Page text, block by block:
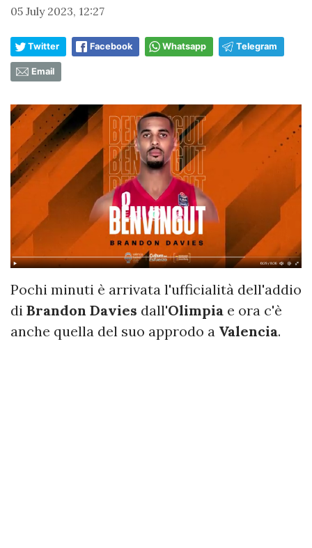
05 July 2023, 12:27
Twitter Facebook Whatsapp Telegram
Email
Pochi minuti è arrivata l'ufficialità dell'addio
di Brandon Davies dall'Olimpia e ora c'è
anche quella del suo approdo a Valencia.